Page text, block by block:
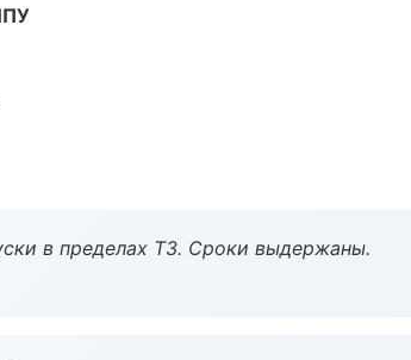
в пределах ТЗ. Сроки выдержаны.